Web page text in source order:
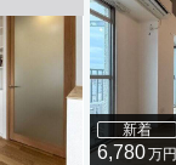
新着
6,780万円